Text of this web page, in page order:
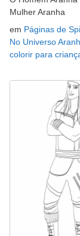
Mulher Aranha
em Páginas de
No Universo
colorir para